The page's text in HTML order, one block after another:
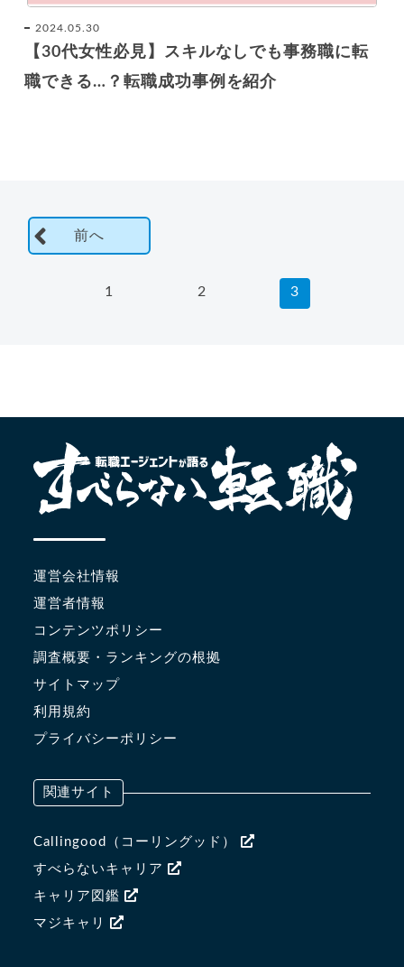
2024.05.30
【30代女性必見】スキルなしでも事務職に転
職できる…？転職成功事例を紹介
前へ
1 2 3
運営会社情報
運営者情報
コンテンツポリシー
調査概要・ランキングの根拠
サイトマップ
利用規約
プライバシーポリシー
関連サイト
Callingood（コーリングッド）
すべらないキャリア
キャリア図鑑
マジキャリ